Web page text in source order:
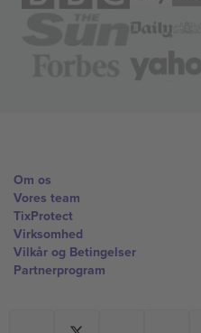
Om os
Vores team
TixProtect
Virksomhed
Vilkår og Betingelser
Partnerprogram